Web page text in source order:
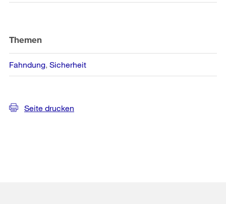
Themen
Fahndung Sicherheit
Seite drucken